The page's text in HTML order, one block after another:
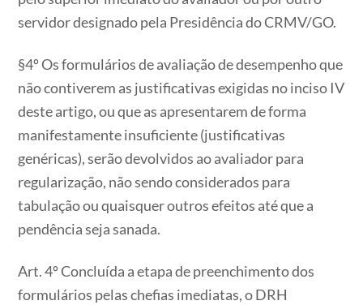
servidor designado pela Presidência do CRMV/GO.
§4º Os formulários de avaliação de desempenho que
não contiverem as justificativas exigidas no inciso IV
deste artigo, ou que as apresentarem de forma
manifestamente insuficiente (justificativas
genéricas), serão devolvidos ao avaliador para
regularização, não sendo considerados para
tabulação ou quaisquer outros efeitos até que a
pendência seja sanada.
Art. 4º Concluída a etapa de preenchimento dos
formulários pelas chefias imediatas, o DRH